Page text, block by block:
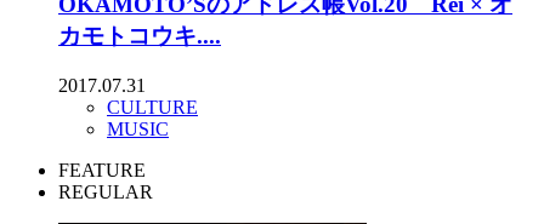
カモトコウキ....
2017.07.31
CULTURE
MUSIC
FEATURE
REGULAR